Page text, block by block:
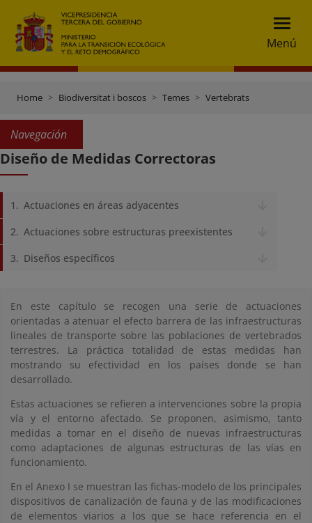
Menú
Home Biodiversitat i boscos Temes Vertebrats
Navegación
Diseño de Medidas Correctoras
Actuaciones en áreas adyacentes
Actuaciones sobre estructuras preexistentes
Diseños específicos
En este capítulo se recogen una serie de actuaciones
orientadas a atenuar el efecto barrera de las infraestructuras
lineales de transporte sobre las poblaciones de vertebrados
terrestres. La práctica totalidad de estas medidas han
mostrando su efectividad en los países donde se han
desarrollado.
Estas actuaciones se refieren a intervenciones sobre la propia
vía y el entorno afectado. Se proponen, asimismo, tanto
medidas a tomar en el diseño de nuevas infraestructuras
como adaptaciones de algunas estructuras de las vías en
funcionamiento.
En el Anexo I se muestran las fichas-modelo de los principales
dispositivos de canalización de fauna y de las modificaciones
de elementos viarios a los que se hace referencia en el